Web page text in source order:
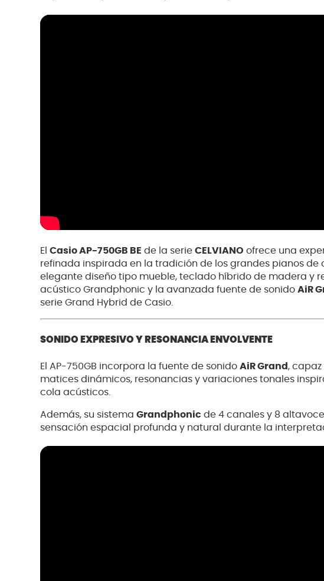
El Casio AP-750GB BE de la serie CELVIANO ofrece una
refinada inspirada en la tradición de los grandes pianos de
elegante diseño tipo mueble, teclado híbrido de madera y
acústico Grandphonic y la avanzada fuente de sonido AiR
serie Grand Hybrid de Casio.
SONIDO EXPRESIVO Y RESONANCIA ENVOLVENTE
El AP-750GB incorpora la fuente de sonido AiR Grand ,
matices dinámicos, resonancias y variaciones tonales
cola acústicos.
Además, su sistema Grandphonic de 4 canales y 8
sensación espacial profunda y natural durante la